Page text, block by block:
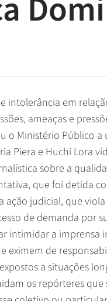
intolerância em
ameaças e
o Ministério Público
Piera e Huchi Lora
sobre a
que foi detida
ação judicial, que
de demanda por
intimidar a imprensa
eximem de
a situações
os repórteres